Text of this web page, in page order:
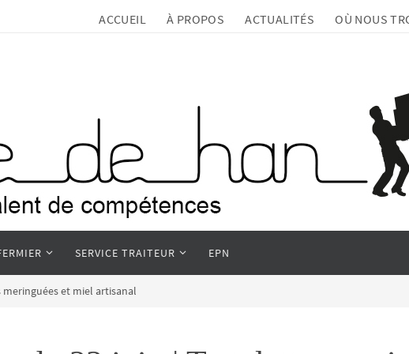
ACCUEIL À PROPOS ACTUALITÉS OÙ NOUS
SERVICE TRAITEUR EPN
et miel artisanal